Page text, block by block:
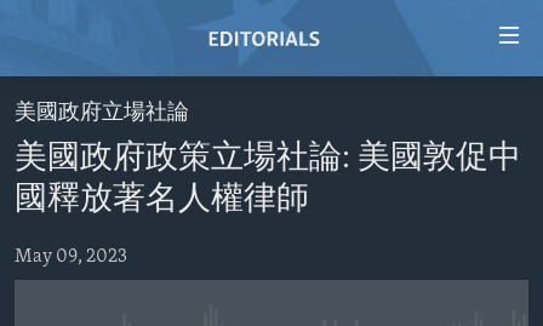
Skip
to
main
content
Skip
to
main
HOME
VIDEO
RADIO
REGIONS
美國政府立場社論
美國政府政策立場社論: 美國敦促中
國釋放著名人權律師
May 09, 2023